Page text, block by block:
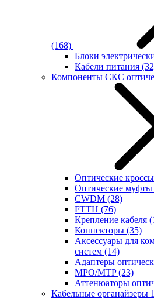
(168)
Блоки
Кабели питания
Компоненты СКС
Оптические
Оптические муфты
CWDM (28)
FTTH (76)
Крепление кабеля
Коннекторы (35)
Аксессуары для
систем (14)
Адаптеры
MPO/MTP(23)
Аттенюаторы
Кабельные органайзеры